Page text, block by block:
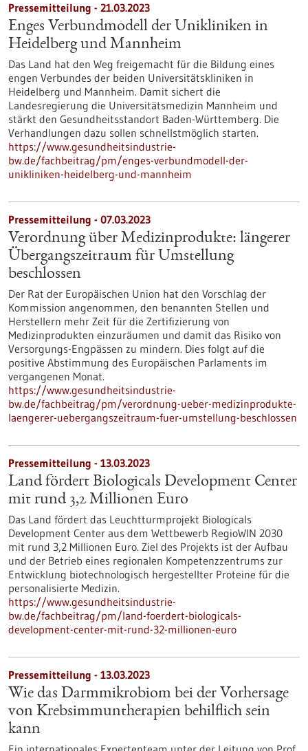
Pressemitteilung - 21.03.2023
Enges Verbundmodell der Unikliniken in
Heidelberg und Mannheim
Das Land hat den Weg freigemacht für die Bildung eines
engen Verbundes der beiden Universitätskliniken in
Heidelberg und Mannheim. Damit sichert die
Landesregierung die Universitätsmedizin Mannheim und
stärkt den Gesundheitsstandort Baden-Württemberg. Die
Verhandlungen dazu sollen schnellstmöglich starten.
https://www.gesundheitsindustrie-
bw.de/fachbeitrag/pm/enges-verbundmodell-der-
unikliniken-heidelberg-und-mannheim
Pressemitteilung - 07.03.2023
Verordnung über Medizinprodukte: längerer
Übergangszeitraum für Umstellung
beschlossen
Der Rat der Europäischen Union hat den Vorschlag der
Kommission angenommen, den benannten Stellen und
Herstellern mehr Zeit für die Zertifizierung von
Medizinprodukten einzuräumen und damit das Risiko von
Versorgungs-Engpässen zu mindern. Dies folgt auf die
positive Abstimmung des Europäischen Parlaments im
vergangenen Monat.
https://www.gesundheitsindustrie-
bw.de/fachbeitrag/pm/verordnung-ueber-medizinprodukte-
laengerer-uebergangszeitraum-fuer-umstellung-beschlossen
Pressemitteilung - 13.03.2023
Land fördert Biologicals Development Center
mit rund 3,2 Millionen Euro
Das Land fördert das Leuchtturmprojekt Biologicals
Development Center aus dem Wettbewerb RegioWIN 2030
mit rund 3,2 Millionen Euro. Ziel des Projekts ist der Aufbau
und der Betrieb eines regionalen Kompetenzzentrums zur
Entwicklung biotechnologisch hergestellter Proteine für die
personalisierte Medizin.
https://www.gesundheitsindustrie-
bw.de/fachbeitrag/pm/land-foerdert-biologicals-
development-center-mit-rund-32-millionen-euro
Pressemitteilung - 13.03.2023
Wie das Darmmikrobiom bei der Vorhersage
von Krebsimmuntherapien behilflich sein
kann